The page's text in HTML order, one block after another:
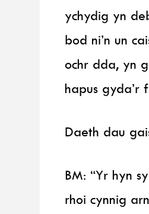
ychydig yn
bod ni’n un
ochr dda, yn
hapus gyda’r
Daeth dau
BM: “Yr hyn
rhoi cynnig